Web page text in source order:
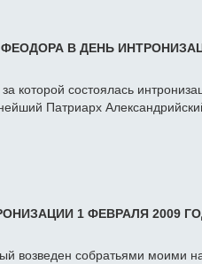
В ДЕНЬ
состоялась
Патриарх
1 ФЕВРАЛЯ 2009
возведен собратьями моими